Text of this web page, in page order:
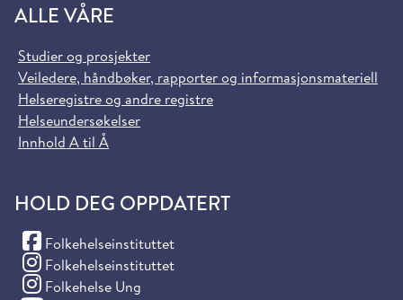
ALLE VÅRE
Studier og prosjekter
Veiledere, håndbøker, rapporter og informasjonsmateriell
Helseregistre og andre registre
Helseundersøkelser
Innhold A til Å
HOLD DEG OPPDATERT
Folkehelseinstituttet
(Facebook)
Folkehelseinstituttet
(Instagram)
Folkehelse Ung
(Instagram)